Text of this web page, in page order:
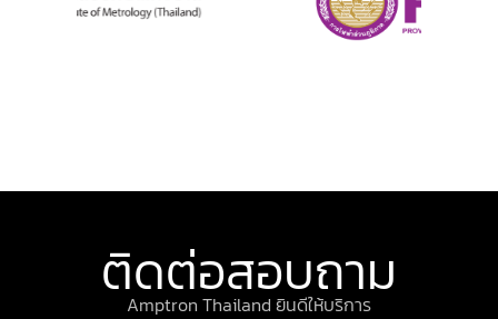
ติดต่อสอบถาม
Amptron Thailand ยินดีให้บริการ